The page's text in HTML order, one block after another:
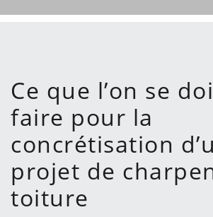
Ce que l’on se
faire pour la
concrétisation
projet de
toiture